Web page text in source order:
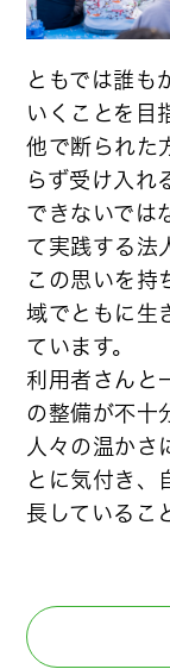
ともでは誰も
いくことを目
他で断られた
らず受け入れ
できないでは
て実践する法
この思いを持
域でともに生
ています。
利用者さんと
の整備が不十
人々の温かさ
とに気付き、
長しているこ